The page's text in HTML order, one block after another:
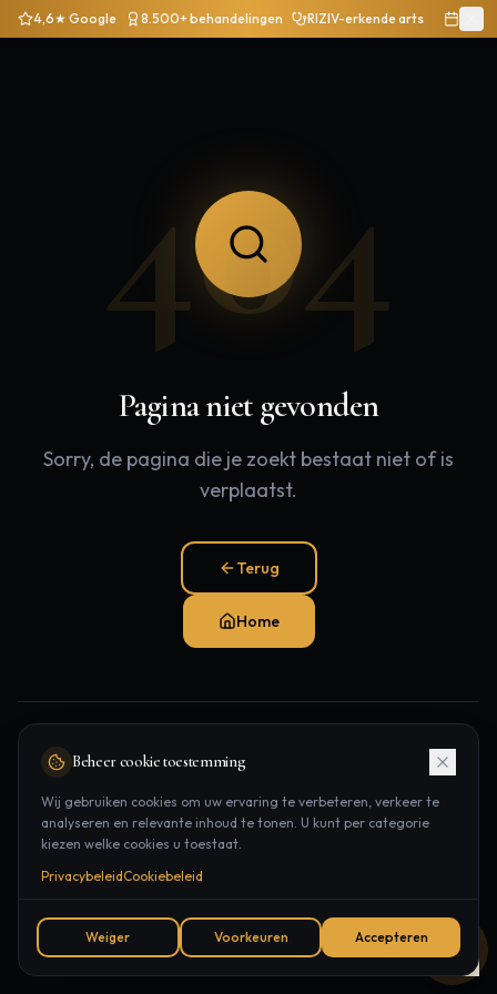
4,6★ Google 8.500+ behandelingen RIZIV-erkende arts
404
Pagina niet gevonden
Sorry, de pagina die je zoekt bestaat niet of is
verplaatst.
Terug
Home
Behandelingen Laserontharing
Contact
Afspraak
Beheer cookie toestemming
Wij gebruiken cookies om uw ervaring te verbeteren, verkeer te
analyseren en relevante inhoud te tonen. U kunt per categorie
kiezen welke cookies u toestaat.
PrivacybeleidCookiebeleid
Weiger Voorkeuren Accepteren